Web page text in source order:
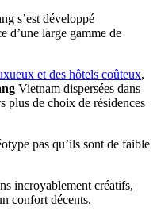
s’est développé
d’une large gamme de
et des hôtels coûteux,
Vietnam dispersées dans
plus de choix de résidences
pas qu’ils sont de faible
incroyablement créatifs,
confort décents.